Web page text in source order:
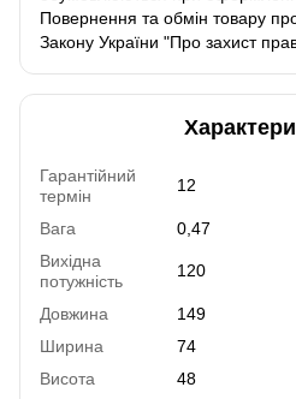
Повернення та обмін товару
Закону України "Про захист
Гарантійний
термін
12
Вага
0,47
Вихідна
потужність
120
Довжина
149
Ширина
74
Висота
48